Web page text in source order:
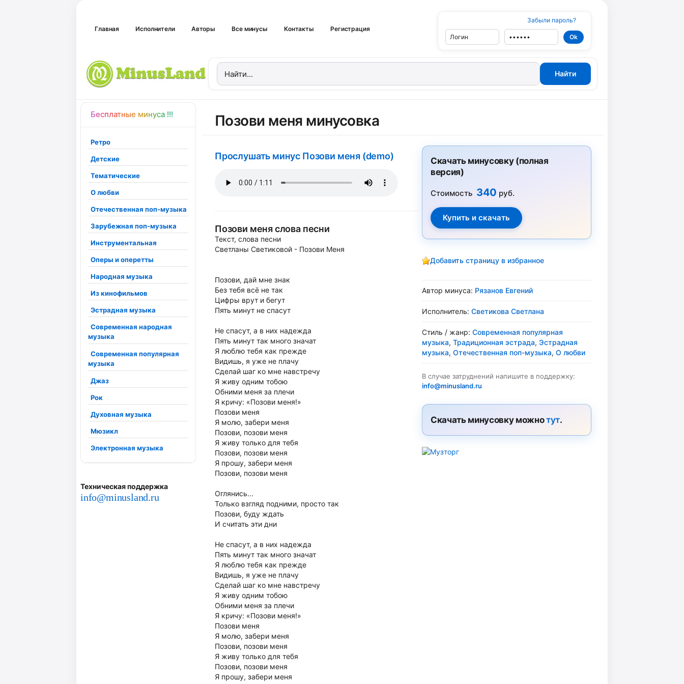
Главная Исполнители Авторы Все минусы Контакты Регистрация
Забыли пароль?
Бесплатные минуса !!!
Ретро
Детские
Тематические
О любви
Отечественная поп-музыка
Зарубежная поп-музыка
Инструментальная
Оперы и оперетты
Народная музыка
Из кинофильмов
Эстрадная музыка
Современная народная
музыка
Современная популярная
музыка
Джаз
Рок
Духовная музыка
Мюзикл
Электронная музыка
Техническая поддержка
info@minusland.ru
Позови меня минусовка
Прослушать минус Позови меня (demo)
Позови меня слова песни
Текст, слова песни
Светланы Светиковой - Позови Меня
Позови, дай мне знак
Без тебя всё не так
Цифры врут и бегут
Пять минут не спасут
Не спасут, а в них надежда
Пять минут так много значат
Я люблю тебя как прежде
Видишь, я уже не плачу
Сделай шаг ко мне навстречу
Я живу одним тобою
Обними меня за плечи
Я кричу: «Позови меня!»
Позови меня
Я молю, забери меня
Позови, позови меня
Я живу только для тебя
Позови, позови меня
Я прошу, забери меня
Позови, позови меня
Оглянись...
Только взгляд подними, просто так
Позови, буду ждать
И считать эти дни
Не спасут, а в них надежда
Пять минут так много значат
Я люблю тебя как прежде
Видишь, я уже не плачу
Сделай шаг ко мне навстречу
Я живу одним тобою
Обними меня за плечи
Я кричу: «Позови меня!»
Позови меня
Я молю, забери меня
Позови, позови меня
Я живу только для тебя
Позови, позови меня
Я прошу, забери меня
Скачать минусовку (полная
версия)
Стоимость 340 руб.
Добавить страницу в избранное
Автор минуса: Рязанов Евгений
Исполнитель: Светикова Светлана
Стиль / жанр: Современная популярная
музыка, Традиционная эстрада, Эстрадная
музыка, Отечественная поп-музыка, О любви
В случае затруднений напишите в поддержку:
info@minusland.ru
Скачать минусовку можнотут.